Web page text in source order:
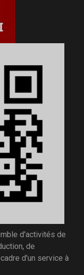
d'activités de
de
d'un service à